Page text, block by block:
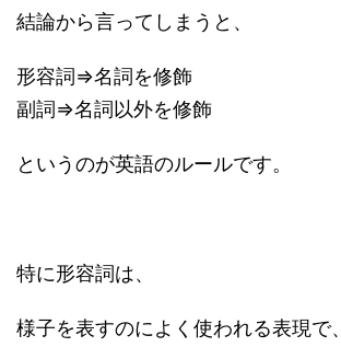
結論から言ってしまうと、
形容詞⇒名詞を修飾
副詞⇒名詞以外を修飾
というのが英語のルールです。
特に形容詞は、
様子を表すのによく使われる表現で、